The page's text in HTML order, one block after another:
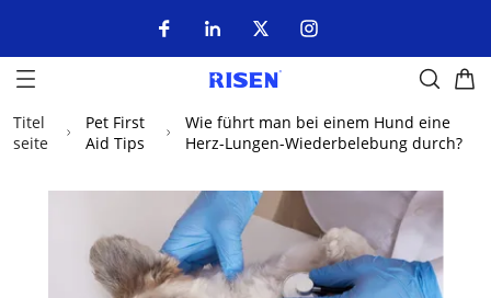
Titel
seite
Pet First
Aid Tips
Wie führt man bei einem Hund eine
Herz-Lungen-Wiederbelebung durch?